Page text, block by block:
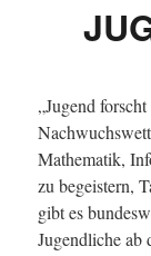
„Jugend
Mathematik,
zu begeistern,
gibt es
Jugendliche ab